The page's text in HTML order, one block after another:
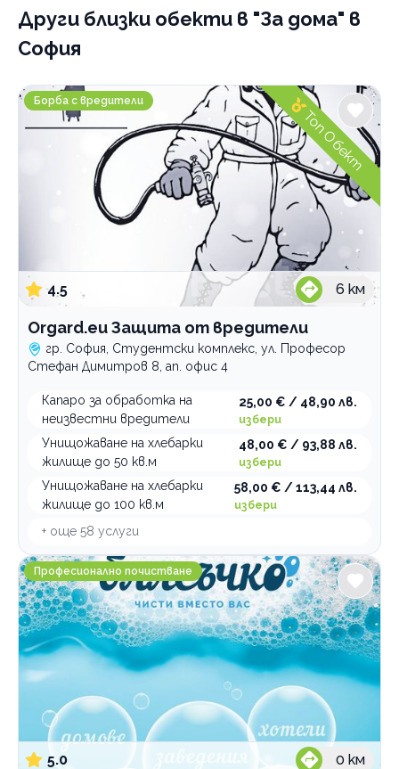
Други близки обекти в "За дома" в
София
Orgard.eu Защита от вредители
Борба с вредители
4.5 6 км
Orgard.eu Защита от вредители
гр. София, Студентски комплекс, ул. Професор
Стефан Димитров 8, ап. офис 4
Капаро за обработка на
неизвестни вредители
25,00 € / 48,90 лв.
избери
Унищожаване на хлебарки
жилище до 50 кв.м
48,00 € / 93,88 лв.
избери
Унищожаване на хлебарки
жилище до 100 кв.м
58,00 € / 113,44 лв.
избери
+ още 58 услуги
Топ Обект
Блясъчко София
Професионално почистване
5.0 0 км